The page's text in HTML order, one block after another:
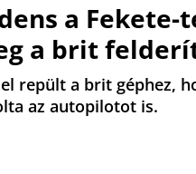
a
a brit
repült a brit géphez,
az autopilotot is.